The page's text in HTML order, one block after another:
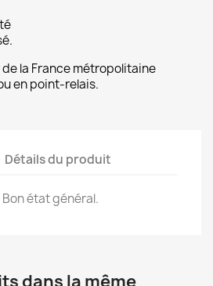
la France métropolitaine
en point-relais.
Détails du produit
état général.